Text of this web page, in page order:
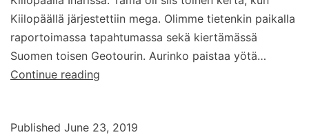
Kiilopäällä järjestettiin mega. Olimme tietenkin paikalla
raportoimassa tapahtumassa sekä kiertämässä
Suomen toisen Geotourin. Aurinko paistaa yötä…
Continue reading
Mega
Published June 23, 2019